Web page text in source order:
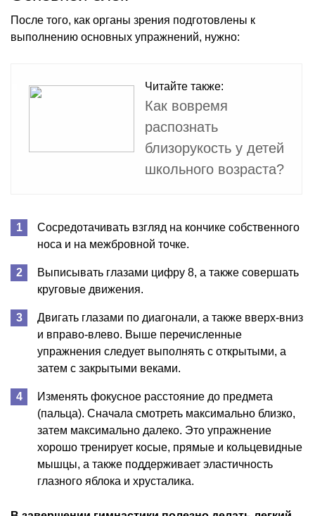
После того, как органы зрения подготовлены к
выполнению основных упражнений, нужно:
Читайте также:
Как вовремя
распознать
близорукость у детей
школьного возраста?
Сосредотачивать взгляд на кончике собственного
носа и на межбровной точке.
Выписывать глазами цифру 8, а также совершать
круговые движения.
Двигать глазами по диагонали, а также вверх-вниз
и вправо-влево. Выше перечисленные
упражнения следует выполнять с открытыми, а
затем с закрытыми веками.
Изменять фокусное расстояние до предмета
(пальца). Сначала смотреть максимально близко,
затем максимально далеко. Это упражнение
хорошо тренирует косые, прямые и кольцевидные
мышцы, а также поддерживает эластичность
глазного яблока и хрусталика.